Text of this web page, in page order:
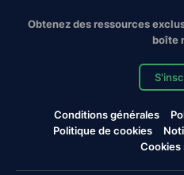
Obtenez des ressources
boîte
Conditions générales
Politique de cookies
Cookies